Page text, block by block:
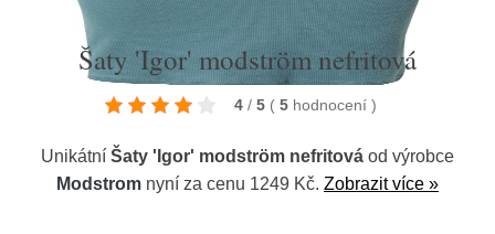
Šaty 'Igor' modström nefritová
4 / 5 ( 5 hodnocení )
Unikátní Šaty 'Igor' modström nefritová od výrobce
Modstrom nyní za cenu 1249 Kč. Zobrazit více »